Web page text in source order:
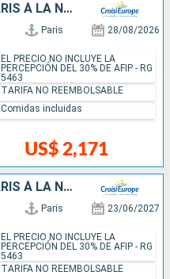
L'HISTOIRE DE FRANCE DE PARIS À LA NORMANDIE ENTRE PATRIMOINE, PAYSAGES ET NUANCE IMPRESSIONNISTE
Paris 28/08/2026
US$ 2,171
EL PRECIO NO INCLUYE LA
PERCEPCIÓN DEL 30% DE AFIP - RG
5463
TARIFA NO REEMBOLSABLE
Comidas incluidas
L'HISTOIRE DE FRANCE DE PARIS À LA NORMANDIE ET L'EXCEPTIONNEL RASSEMBLEMENT DE GRANDS VOILIERS DE L'ARMADA DE ROUEN
Paris 23/06/2027
EL PRECIO NO INCLUYE LA
PERCEPCIÓN DEL 30% DE AFIP - RG
5463
TARIFA NO REEMBOLSABLE